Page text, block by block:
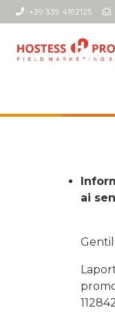
+39 339 4192125
ai